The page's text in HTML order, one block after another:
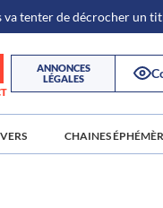
tenter de décrocher un
ANNONCES
LÉGALES
CHAINES